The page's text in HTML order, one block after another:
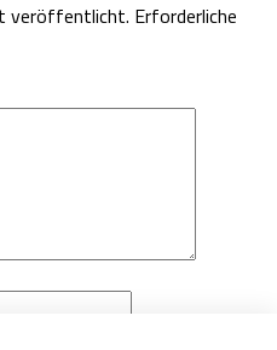
veröffentlicht. Erforderliche